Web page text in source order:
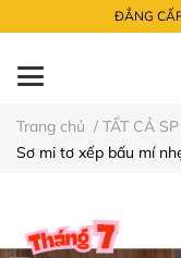
ĐẲNG
Trang chủ / TẤT CẢ SP
Sơ mi tơ xếp bấu mí